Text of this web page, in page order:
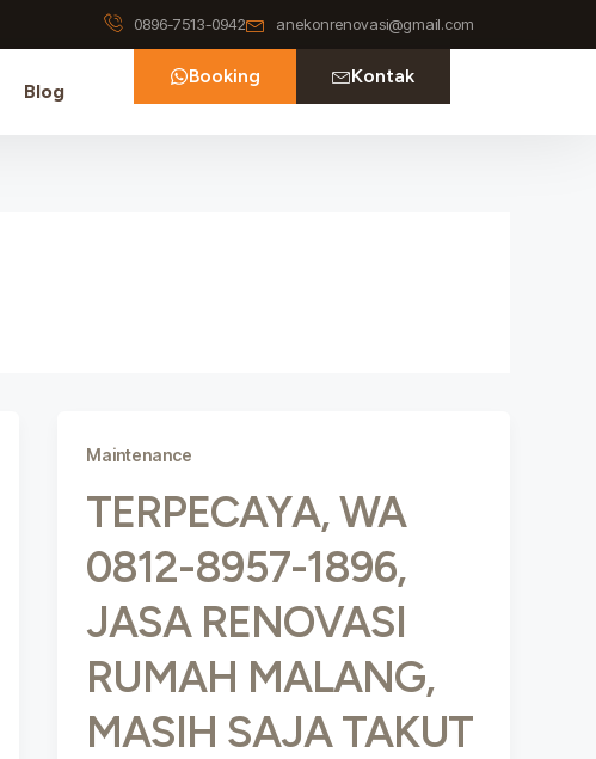
0896-7513-0942 anekonrenovasi@gmail.com
Blog
Booking Kontak
Maintenance
TERPECAYA, WA
0812-8957-1896,
JASA RENOVASI
RUMAH MALANG,
MASIH SAJA TAKUT